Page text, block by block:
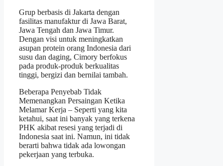
Grup berbasis di Jakarta dengan
fasilitas manufaktur di Jawa Barat,
Jawa Tengah dan Jawa Timur.
Dengan visi untuk meningkatkan
asupan protein orang Indonesia dari
susu dan daging, Cimory berfokus
pada produk-produk berkualitas
tinggi, bergizi dan bernilai tambah.
Beberapa Penyebab Tidak
Memenangkan Persaingan Ketika
Melamar Kerja – Seperti yang kita
ketahui, saat ini banyak yang terkena
PHK akibat resesi yang terjadi di
Indonesia saat ini. Namun, ini tidak
berarti bahwa tidak ada lowongan
pekerjaan yang terbuka.